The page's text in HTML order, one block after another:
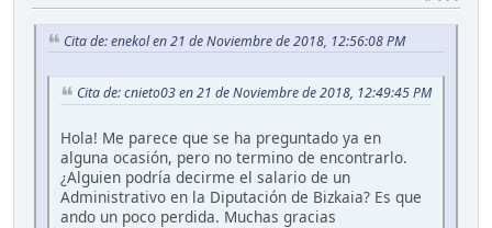
Cita de: enekol en 21 de Noviembre de 2018, 12:56:08 PM
Cita de: cnieto03 en 21 de Noviembre de 2018, 12:49:45 PM
Hola! Me parece que se ha preguntado ya en
alguna ocasión, pero no termino de encontrarlo.
¿Alguien podría decirme el salario de un
Administrativo en la Diputación de Bizkaia? Es que
ando un poco perdida. Muchas gracias